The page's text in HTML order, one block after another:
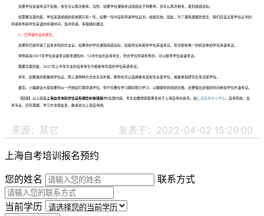
如果学位英语考试不及格，考生可以再次报考。当然，如果学位课程考试成绩达不到要求，也可以再次报考，直到成绩达标。
但需要注意的是，学位英语成绩的有效期只有一年。如果一年内没有申请学位证书，成绩无效。因此，为了避免遗憾的发生，我们应该注意学位证书的
申请条件和学位英语的申请时间，及时申请，争取顺利通过。
2、已申请毕业的考生。
如果你已经申请了自考本科的毕业证，如果你的学位课程成绩达标，但是你没有报考学位英语考试，你可能有唯一的机会参加学位英语考试。
举例来说2021年学位英语考试报考通知中，12月毕业的自考考生，符合学位申请条件的，可以报考学位英语考试。
需要注意的是，2021年上半年毕业的自考考生不能报考年底的学位英语考试。
另外，如果真的很重视学位证，而上述两种方式也无法补救，那你也可以选择重考其他专业拿学位，或者参加研究生考试拿学位。
最后，小编建议大家如果你从一开始就打算申请学位，你不仅要在学习期间努力学习，以确保你的成绩合格，还要留出足够的时间参加学位外语考试。
【结尾】以上就是上海自考本科学位证有哪些补救措施?的全部内容，考生如果想获取更多关于上海自考的资讯，如上海自考学士学位、自考院校、自
考专业、历年真题、学习方法等信息，敬请关注上海自考网。
来源：其它 发表于：2022-04-02 15:29:00
上海自考培训报名预约
您的姓名
联系方式
当前学历